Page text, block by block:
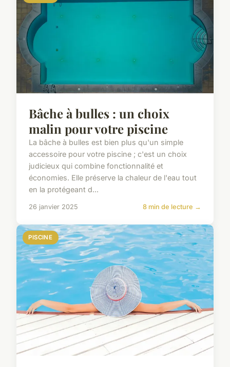
Bâche à bulles : un choix
malin pour votre piscine
La bâche à bulles est bien plus qu'un simple
accessoire pour votre piscine ; c'est un choix
judicieux qui combine fonctionnalité et
économies. Elle préserve la chaleur de l'eau tout
en la protégeant d...
26 janvier 2025 8 min de lecture →
PISCINE